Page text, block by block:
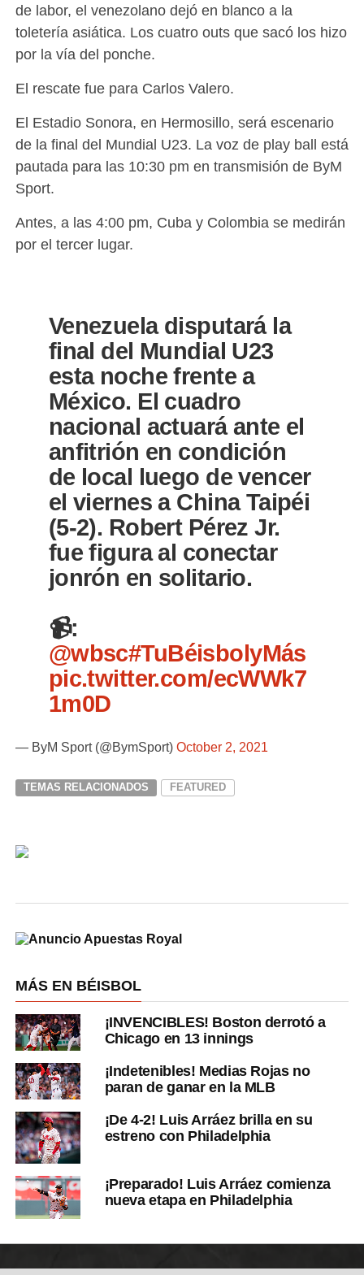
de labor, el venezolano dejó en blanco a la
toletería asiática. Los cuatro outs que sacó los hizo
por la vía del ponche.
El rescate fue para Carlos Valero.
El Estadio Sonora, en Hermosillo, será escenario
de la final del Mundial U23. La voz de play ball está
pautada para las 10:30 pm en transmisión de ByM
Sport.
Antes, a las 4:00 pm, Cuba y Colombia se medirán
por el tercer lugar.
Venezuela disputará la
final del Mundial U23
esta noche frente a
México. El cuadro
nacional actuará ante el
anfitrión en condición
de local luego de vencer
el viernes a China Taipéi
(5-2). Robert Pérez Jr.
fue figura al conectar
jonrón en solitario.
📹:
@wbsc#TuBéisbolyMás
pic.twitter.com/ecWWk7
1m0D
— ByM Sport (@BymSport) October 2, 2021
TEMAS RELACIONADOS FEATURED
MÁS EN BÉISBOL
¡INVENCIBLES! Boston derrotó a
Chicago en 13 innings
¡Indetenibles! Medias Rojas no
paran de ganar en la MLB
¡De 4-2! Luis Arráez brilla en su
estreno con Philadelphia
¡Preparado! Luis Arráez comienza
nueva etapa en Philadelphia